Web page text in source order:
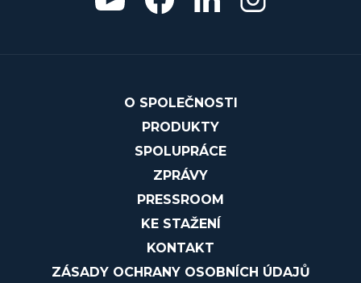
O SPOLEČNOSTI
PRODUKTY
SPOLUPRÁCE
ZPRÁVY
PRESSROOM
KE STAŽENÍ
KONTAKT
ZÁSADY OCHRANY OSOBNÍCH ÚDAJŮ